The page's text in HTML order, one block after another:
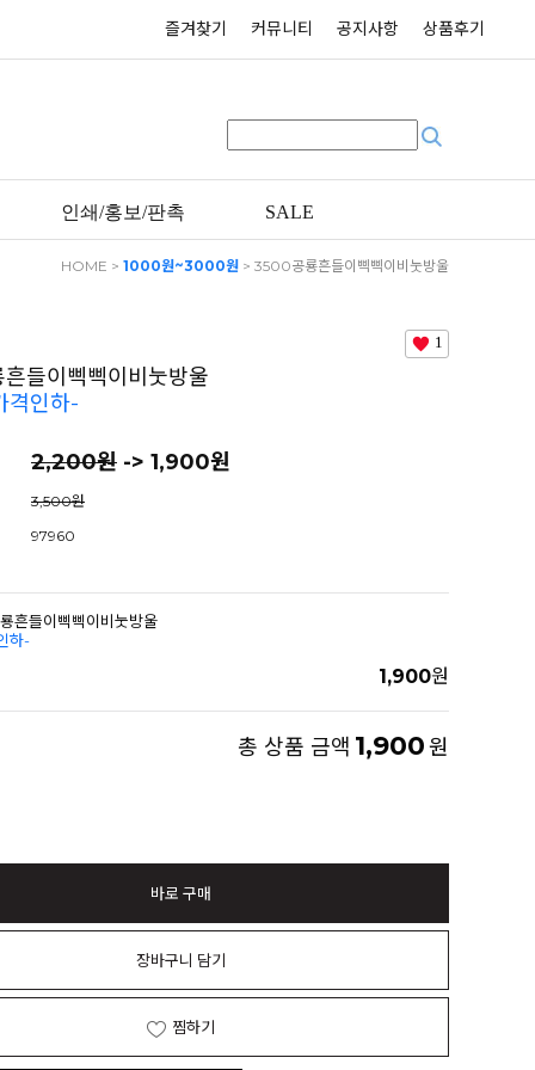
즐겨찾기 커뮤니티 공지사항 상품후기
인쇄/홍보/판촉 SALE
HOME > 1000원~3000원 > 3500공룡흔들이삑삑이비눗방울
1
들이삑삑이비눗방울
인하-
2,200원 -> 1,900원
3,500원
97960
흔들이삑삑이비눗방울
하-
1,900원
총 상품 금액 1,900원
바로 구매
장바구니 담기
찜하기